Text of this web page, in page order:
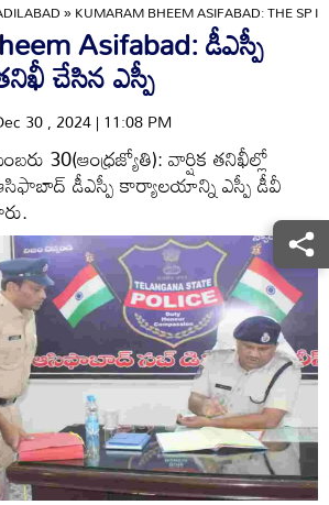
»KUMARAM BHEEM ASIFABAD: THE SP
Asifabad: డీఎస్పీ
చేసిన ఎస్పీ
30 , 2024 | 11:08 PM
30(ఆంధ్రజ్యోతి): వార్షిక తనిఖీల్లో
డీఎస్పీ కార్యాలయాన్ని ఎస్పీ డీవీ